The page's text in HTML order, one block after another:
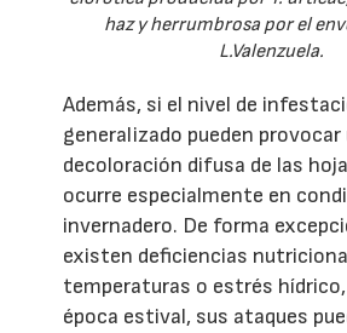
haz y herrumbrosa por el
L.Valenzuela.
Además, si el nivel de
generalizado pueden provocar
decoloración difusa de las
ocurre especialmente en
invernadero. De forma
existen deficiencias
temperaturas o estrés
época estival, sus ataques